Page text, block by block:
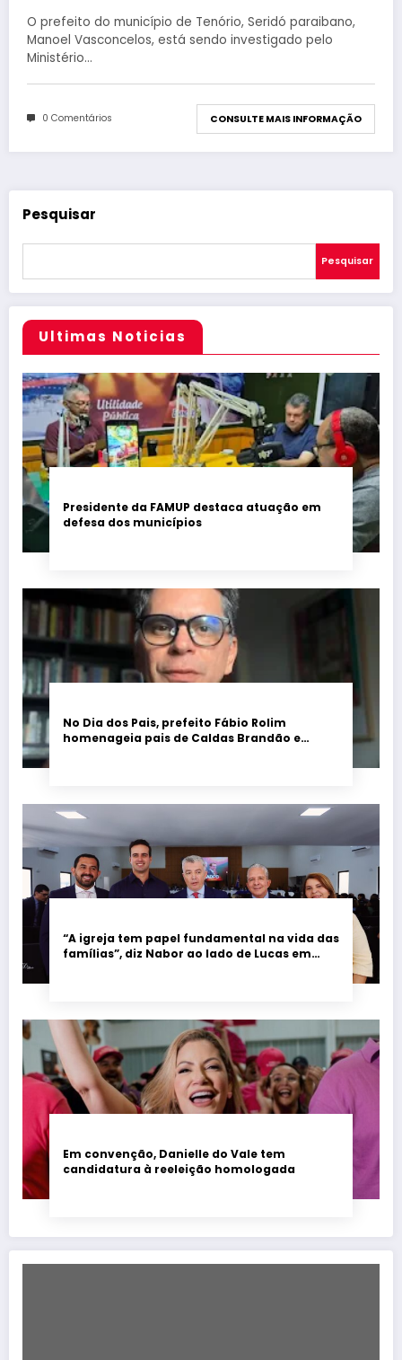
O prefeito do município de Tenório, Seridó paraibano,
Manoel Vasconcelos, está sendo investigado pelo
Ministério…
0 Comentários CONSULTE MAIS INFORMAÇÃO
Pesquisar
Pesquisar
Ultimas Noticias
Presidente da FAMUP destaca atuação em
defesa dos municípios
No Dia dos Pais, prefeito Fábio Rolim
homenageia pais de Caldas Brandão e
“A igreja tem papel fundamental na vida das
famílias”, diz Nabor ao lado de Lucas em
Em convenção, Danielle do Vale tem
candidatura à reeleição homologada